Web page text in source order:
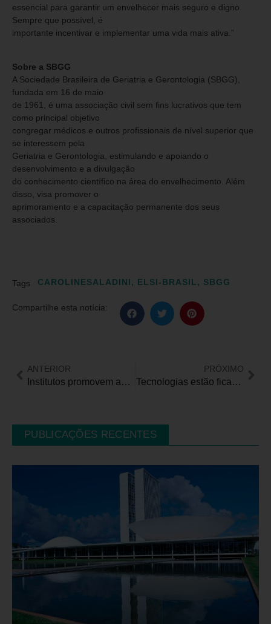
essencial para garantir um envelhecer mais seguro e digno.
Sempre que possível, é
importante incentivar e implementar uma vida mais ativa.”
Sobre a SBGG
A Sociedade Brasileira de Geriatria e Gerontologia (SBGG),
fundada em 16 de maio
de 1961, é uma associação civil sem fins lucrativos que tem
como principal objetivo
congregar médicos e outros profissionais de nível superior que
se interessem pela
Geriatria e Gerontologia, estimulando e apoiando o
desenvolvimento e a divulgação
do conhecimento científico na área do envelhecimento. Além
disso, visa promover o
aprimoramento e a capacitação permanente dos seus
associados.
Tags CAROLINESALADINI, ELSI-BRASIL, SBGG
Compartilhe esta notícia:
ANTERIOR
Institutos promovem ação solidária durante o Junho Vermelho
PRÓXIMO
Tecnologias estão ficando cada vez mais inclusivas
PUBLICAÇÕES RECENTES